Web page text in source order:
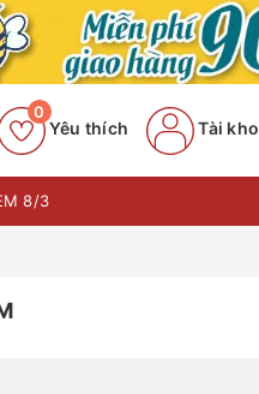
Yêu thích
0
Tài
8/3